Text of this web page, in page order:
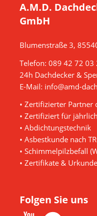
A.M.D.
GmbH
Blumenstraße 3,
Telefon: 089 42 72 03
24h Dachdecker &
E-Mail: info@amd-
• Zertifizierter Partner
• Zertifiziert für
• Abdichtungstechnik
• Asbestkunde nach
• Schimmelpilzbefall
• Zertifikate &
Folgen Sie uns